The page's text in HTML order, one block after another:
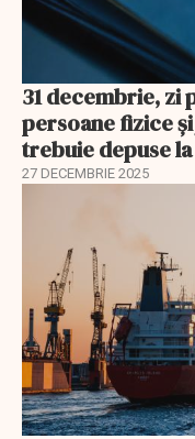
31 decembrie,
persoane fizice
trebuie depuse la
27 DECEMBRIE 2025